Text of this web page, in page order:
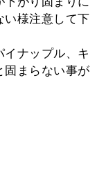
い様注意して下
イナップル、キ
固まらない事が